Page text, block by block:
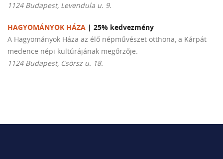
1124 Budapest, Levendula u. 9.
HAGYOMÁNYOK HÁZA | 25% kedvezmény
A Hagyományok Háza az élő népművészet otthona, a Kárpát
medence népi kultúrájának megőrzője.
1124 Budapest, Csörsz u. 18.